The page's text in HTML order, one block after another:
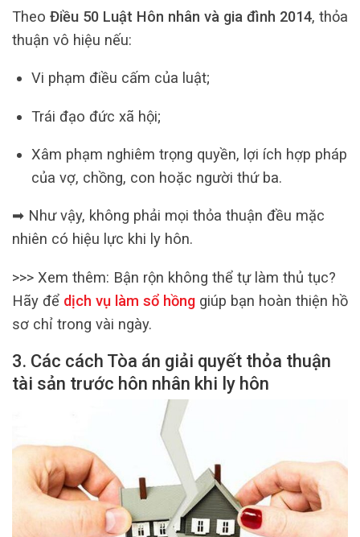
Theo Điều 50 Luật Hôn nhân và gia đình 2014, thỏa
thuận vô hiệu nếu:
Vi phạm điều cấm của luật;
Trái đạo đức xã hội;
Xâm phạm nghiêm trọng quyền, lợi ích hợp pháp
của vợ, chồng, con hoặc người thứ ba.
➡ Như vậy, không phải mọi thỏa thuận đều mặc
nhiên có hiệu lực khi ly hôn.
>>> Xem thêm: Bận rộn không thể tự làm thủ tục?
Hãy để dịch vụ làm sổ hồng giúp bạn hoàn thiện hồ
sơ chỉ trong vài ngày.
3. Các cách Tòa án giải quyết thỏa thuận
tài sản trước hôn nhân khi ly hôn